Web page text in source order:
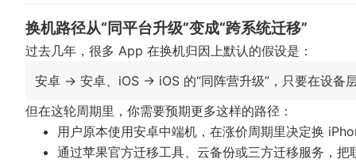
换机路径从“同平台升级”变成“跨系统迁移”
过去几年，很多 App 在换机归因上默认的假设是：
安卓 → 安卓、iOS → iOS 的“同阵营升级”，只要在设备
但在这轮周期里，你需要预期更多这样的路径：
用户原本使用安卓中端机，在涨价周期里决定换
通过苹果官方迁移工具、云备份或三方迁移服务，